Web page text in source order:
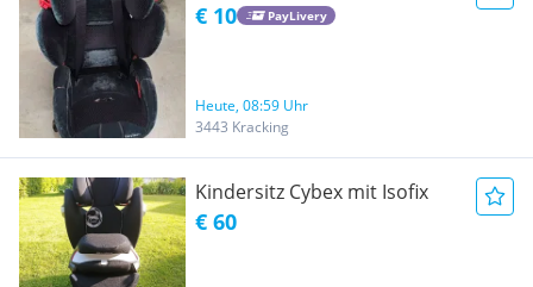
€ 10 PayLivery
Heute, 08:59 Uhr
3443 Kracking
Kindersitz Cybex mit Isofix
€ 60